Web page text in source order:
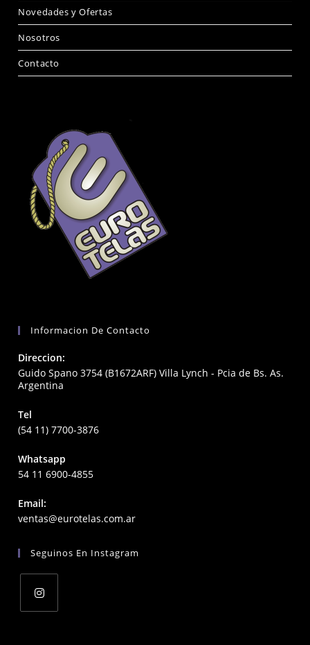
Novedades y Ofertas
Nosotros
Contacto
Informacion De Contacto
Direccion:
Guido Spano 3754 (B1672ARF) Villa Lynch - Pcia de Bs. As.
Argentina
Tel
(54 11) 7700-3876
Whatsapp
54 11 6900-4855
Email:
ventas@eurotelas.com.arOpens
application
Seguinos En Instagram